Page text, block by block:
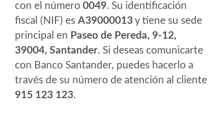
con el número 0049. Su identificación
fiscal (NIF) es A39000013y tiene su sede
principal en Paseo de Pereda, 9-12,
39004, Santander. Si deseas comunicarte
con Banco Santander, puedes hacerlo a
través de su número de atención al cliente
915 123 123.